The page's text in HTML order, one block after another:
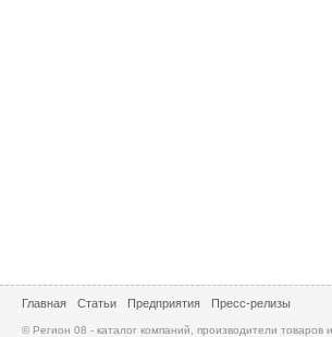
Главная Статьи Предприятия Пресс-релизы
© Регион 08 - каталог компаний, производители товаров